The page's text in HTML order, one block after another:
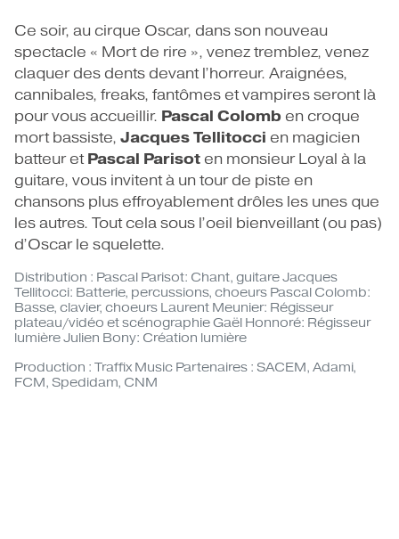
Ce soir, au cirque Oscar, dans son nouveau
spectacle « Mort de rire », venez tremblez, venez
claquer des dents devant l’horreur. Araignées,
cannibales, freaks, fantômes et vampires seront là
pour vous accueillir. Pascal Colomb en croque
mort bassiste, Jacques Tellitocci en magicien
batteur et Pascal Parisot en monsieur Loyal à la
guitare, vous invitent à un tour de piste en
chansons plus effroyablement drôles les unes que
les autres. Tout cela sous l’oeil bienveillant (ou pas)
d’Oscar le squelette.
Distribution : Pascal Parisot: Chant, guitare Jacques
Tellitocci: Batterie, percussions, choeurs Pascal Colomb:
Basse, clavier, choeurs Laurent Meunier: Régisseur
plateau/vidéo et scénographie Gaël Honnoré: Régisseur
lumière Julien Bony: Création lumière
Production : Traffix Music Partenaires : SACEM, Adami,
FCM, Spedidam, CNM